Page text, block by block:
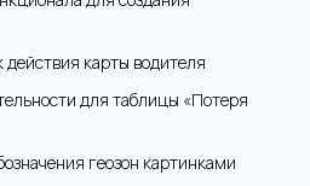
действия карты водителя
для таблицы «Потеря
геозон картинками